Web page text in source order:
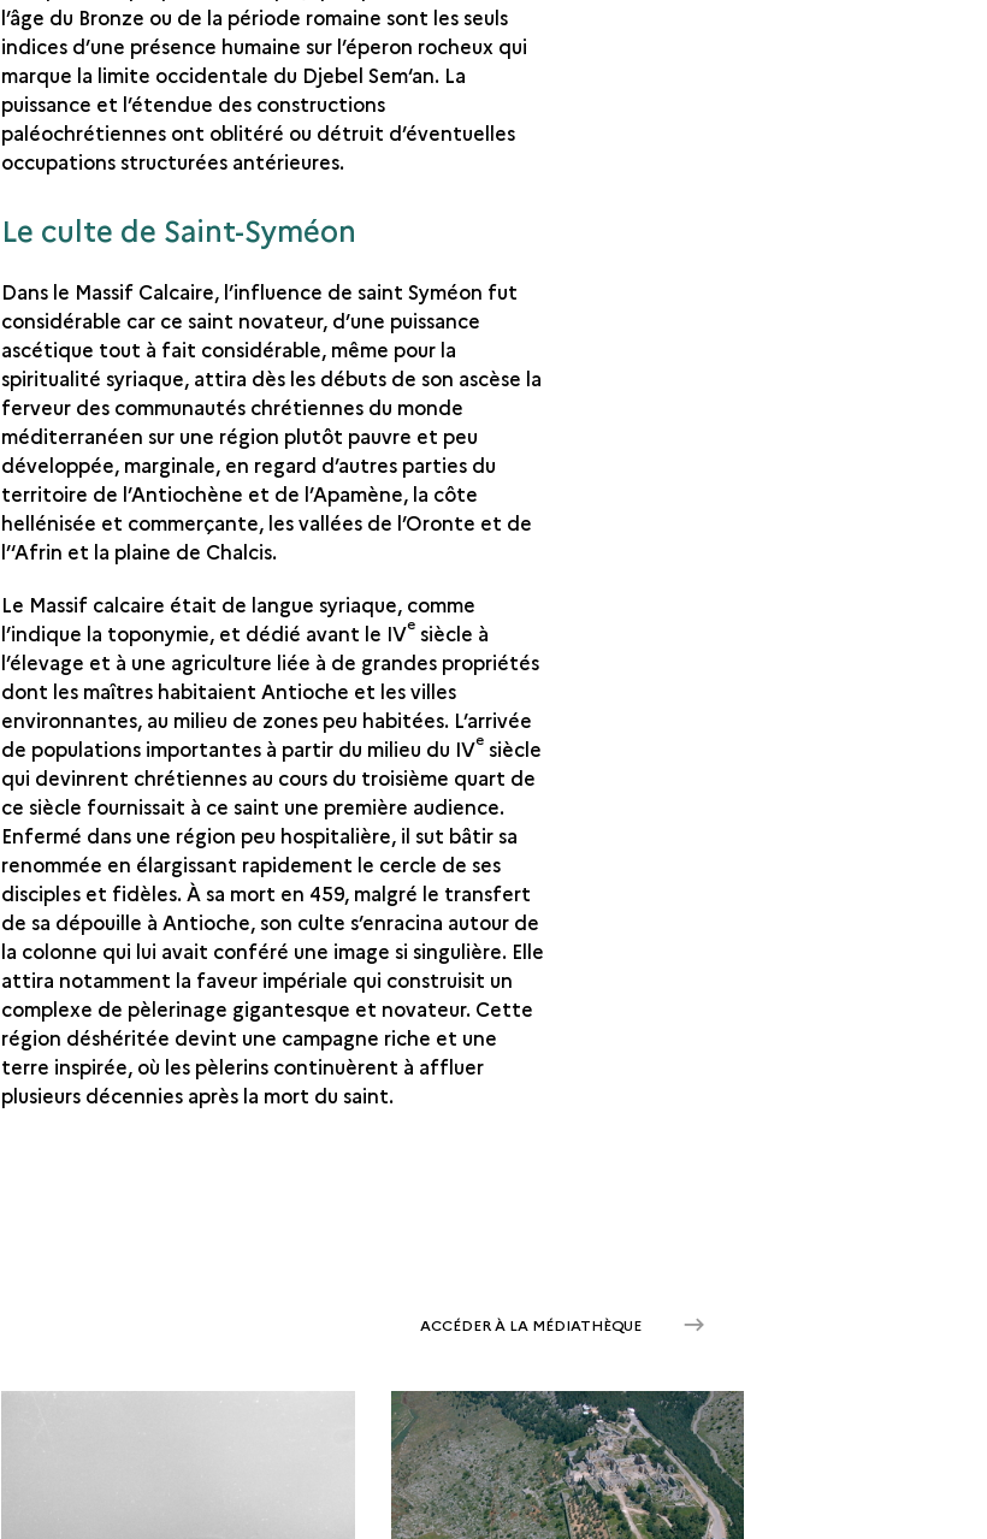
l’âge du Bronze ou de la période romaine sont les seuls
indices d’une présence humaine sur l’éperon rocheux qui
marque la limite occidentale du Djebel Sem‘an. La
puissance et l’étendue des constructions
paléochrétiennes ont oblitéré ou détruit d’éventuelles
occupations structurées antérieures.
Le culte de Saint-Syméon
Dans le Massif Calcaire, l’influence de saint Syméon fut
considérable car ce saint novateur, d’une puissance
ascétique tout à fait considérable, même pour la
spiritualité syriaque, attira dès les débuts de son ascèse la
ferveur des communautés chrétiennes du monde
méditerranéen sur une région plutôt pauvre et peu
développée, marginale, en regard d’autres parties du
territoire de l’Antiochène et de l’Apamène, la côte
hellénisée et commerçante, les vallées de l’Oronte et de
l’‘Afrin et la plaine de Chalcis.
Le Massif calcaire était de langue syriaque, comme
l’indique la toponymie, et dédié avant le IVe siècle à
l’élevage et à une agriculture liée à de grandes propriétés
dont les maîtres habitaient Antioche et les villes
environnantes, au milieu de zones peu habitées. L’arrivée
de populations importantes à partir du milieu du IVe siècle
qui devinrent chrétiennes au cours du troisième quart de
ce siècle fournissait à ce saint une première audience.
Enfermé dans une région peu hospitalière, il sut bâtir sa
renommée en élargissant rapidement le cercle de ses
disciples et fidèles. À sa mort en 459, malgré le transfert
de sa dépouille à Antioche, son culte s’enracina autour de
la colonne qui lui avait conféré une image si singulière. Elle
attira notamment la faveur impériale qui construisit un
complexe de pèlerinage gigantesque et novateur. Cette
région déshéritée devint une campagne riche et une
terre inspirée, où les pèlerins continuèrent à affluer
plusieurs décennies après la mort du saint.
ACCÉDER À LA MÉDIATHÈQUE